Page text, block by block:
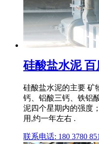
硅酸盐水泥
硅酸盐水泥的主要 矿
钙、铝酸三钙、铁铝
泥四个星期内的强度
用,约一年左右 .
联系电话: 180 3780